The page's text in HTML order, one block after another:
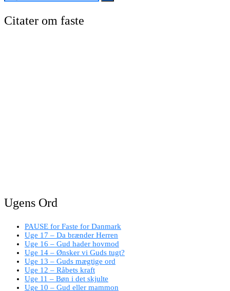
Citater om faste
Ugens Ord
PAUSE for Faste for Danmark
Uge 17 – Da brænder Herren
Uge 16 – Gud hader hovmod
Uge 14 – Ønsker vi Guds tugt?
Uge 13 – Guds mægtige ord
Uge 12 – Råbets kraft
Uge 11 – Bøn i det skjulte
Uge 10 – Gud eller mammon